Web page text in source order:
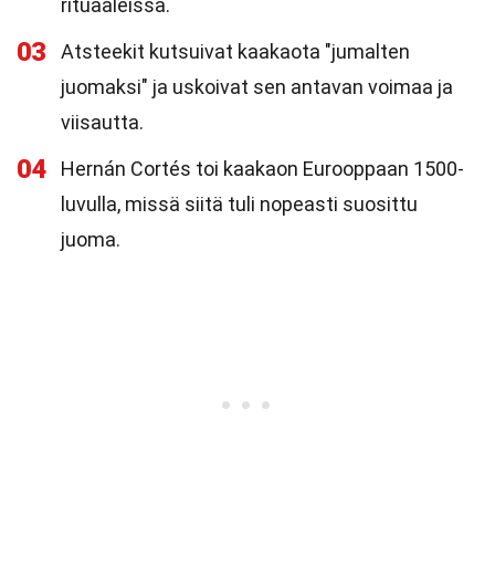
rituaaleissa.
03
Atsteekit kutsuivat kaakaota "jumalten
juomaksi" ja uskoivat sen antavan voimaa ja
viisautta.
04
Hernán Cortés toi kaakaon Eurooppaan 1500-
luvulla, missä siitä tuli nopeasti suosittu
juoma.